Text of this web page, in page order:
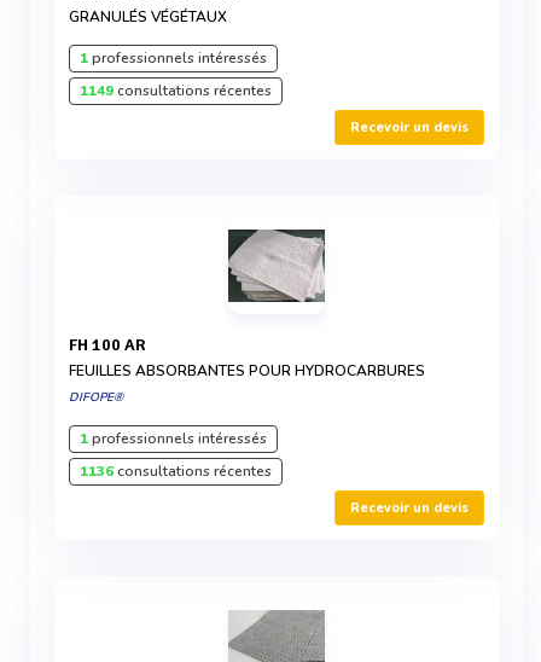
GRANULÉS VÉGÉTAUX
1professionnels intéressés
1149consultations récentes
Recevoir un devis
FH 100 AR
FEUILLES ABSORBANTES POUR HYDROCARBURES
DIFOPE®
1professionnels intéressés
1136consultations récentes
Recevoir un devis